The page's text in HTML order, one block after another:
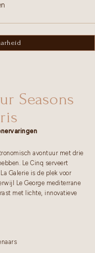
Seasons
avontuur met drie
Le Cinq serveert
Galerie is de plek voor
Le George mediterrane
met lichte, innovatieve